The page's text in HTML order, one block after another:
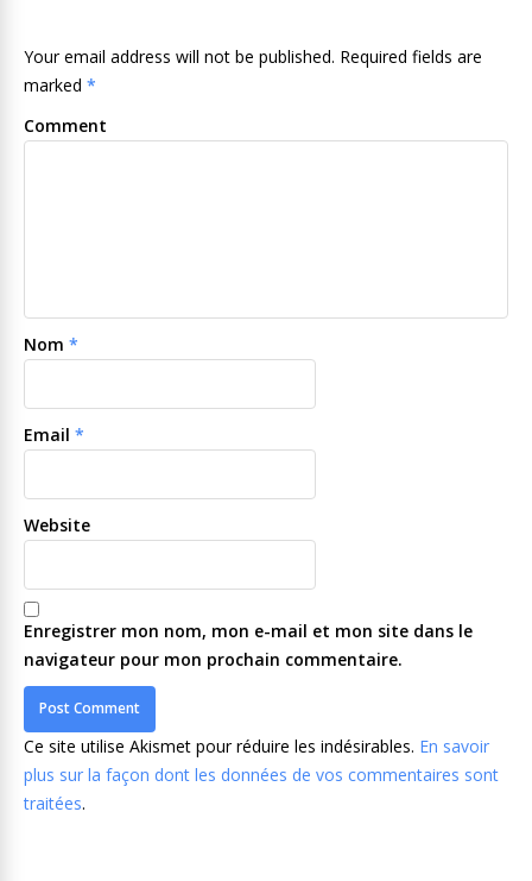
Your email address will not be published. Required fields are
marked *
Comment
Nom *
Email *
Website
Enregistrer mon nom, mon e-mail et mon site dans le
navigateur pour mon prochain commentaire.
Ce site utilise Akismet pour réduire les indésirables. En savoir
plus sur la façon dont les données de vos commentaires sont
traitées.